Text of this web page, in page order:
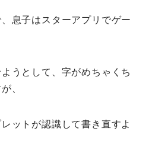
息子はスターアプリでゲー
うとして、字がめちゃくち
、
ットが認識して書き直すよ